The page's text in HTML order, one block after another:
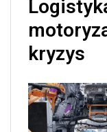
kryzys